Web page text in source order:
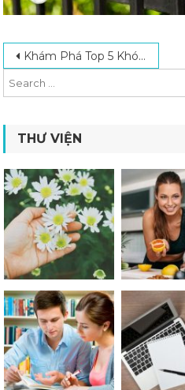
Post navigation
Khám Phá Top 5 Khóa Vân Tay Ngoài Trời Chất Lượng Tốt Nhất Hiện Nay
THƯ VIỆN